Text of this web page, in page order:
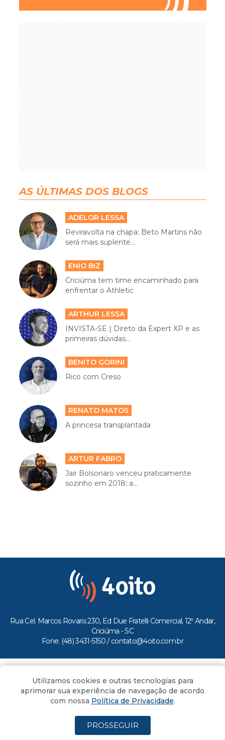
AS ÚLTIMAS DOS BLOGS
ADELOR LESSA
Reviravolta na chapa: Beto Martins não
será mais suplente...
ENIO BIZ
Criciúma tem time encaminhado para
enfrentar o Athletic
ARTHUR LESSA
INVISTA-SE | Direto da Expert XP e as
primeiras dúvidas...
BENITO GORINI
Rico com Creso
RENATO MATOS
A princesa transplantada
ARTUR FABRO
Jair Bolsonaro venceu praticamente
sozinho em 2018; a...
Rua Cel. Marcos Rovaris 230, Ed Due Fratelli Comercial, 12º Andar,
Criciúma - SC
Fone: (48) 3431-5150 / contato@4oito.com.br
Todos os direitos reservados ao Portal 4oito
Utilizamos cookies e outras tecnologias para
aprimorar sua experiência de navegação de acordo
com nossa Política de Privacidade.
PROSSEGUIR